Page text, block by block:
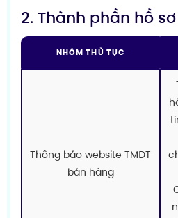
2. Thành phần hồ
NHÓM THỦ TỤC
Thông báo website TMĐT
bán hàng